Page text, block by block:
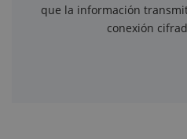
que la información
conexión